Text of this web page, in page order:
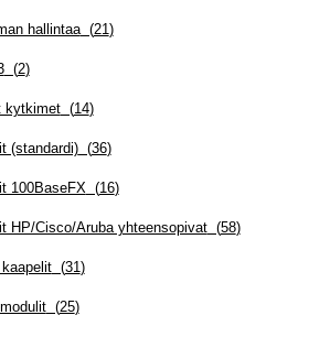
hallintaa(21)
(2)
kytkimet(14)
(standardi)(36)
100BaseFX(16)
HP/Cisco/Aruba yhteensopivat(58)
(31)
(25)